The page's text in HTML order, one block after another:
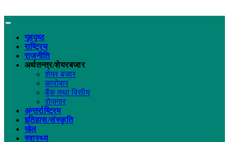
गृहपृष्ठ
राष्ट्रिय
राजनीति
अर्थतन्त्र/शेयरबजार
शेयर बजार
कारोबार
बैंक तथा वित्तीय
रोजगार
अन्तर्राष्ट्रिय
इतिहास/संस्कृति
खेल
स्वास्थ्य